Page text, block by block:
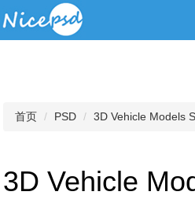
首页 PSD 3D Vehicle Models
3D Vehicle